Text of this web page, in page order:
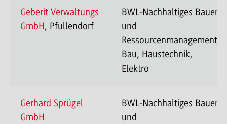
Geberit Verwaltungs
GmbH, Pfullendorf
BWL-Nachhaltiges Bauen
und
Ressourcenmanagement-
Bau, Haustechnik,
Elektro
Gerhard Sprügel
GmbH
BWL-Nachhaltiges Bauen
und